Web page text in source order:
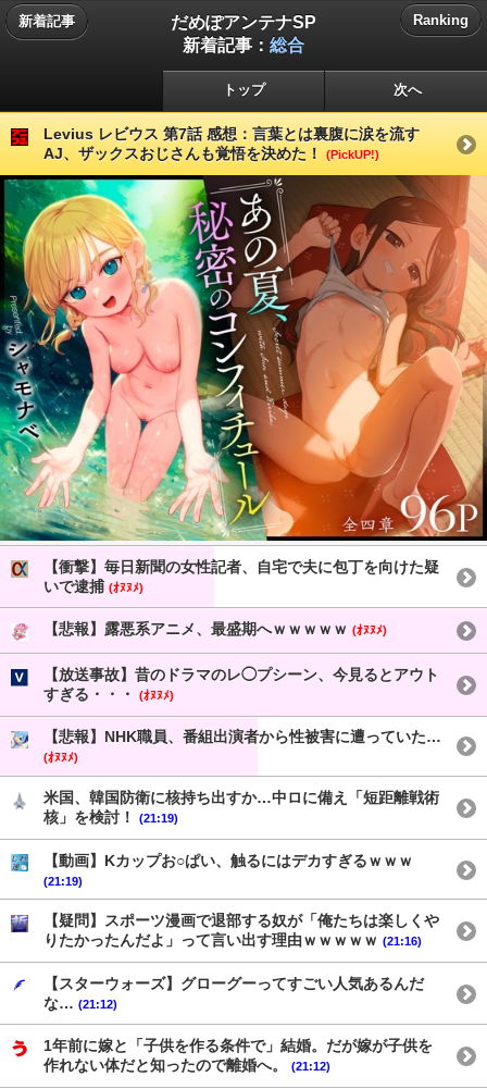
新着記事
だめぽアンテナSP
新着記事： 総合
Ranking
トップ 次へ
Levius レビウス 第7話 感想：言葉とは裏腹に涙を流す
AJ、ザックスおじさんも覚悟を決めた！
(PickUP!)
【衝撃】毎日新聞の女性記者、自宅で夫に包丁を向けた疑
いで逮捕 (ｵﾇﾇﾒ)
【悲報】露悪系アニメ、最盛期へｗｗｗｗｗ (ｵﾇﾇﾒ)
【放送事故】昔のドラマのレ◯プシーン、今見るとアウト
すぎる・・・
(ｵﾇﾇﾒ)
【悲報】NHK職員、番組出演者から性被害に遭っていた…
(ｵﾇﾇﾒ)
米国、韓国防衛に核持ち出すか…中ロに備え「短距離戦術
核」を検討！
(21:19)
【動画】Kカップお○ぱい、触るにはデカすぎるｗｗｗ
(21:19)
【疑問】スポーツ漫画で退部する奴が「俺たちは楽しくや
りたかったんだよ」って言い出す理由ｗｗｗｗｗ (21:16)
【スターウォーズ】グローグーってすごい人気あるんだ
な… (21:12)
1年前に嫁と「子供を作る条件で」結婚。だが嫁が子供を
作れない体だと知ったので離婚へ。
(21:12)